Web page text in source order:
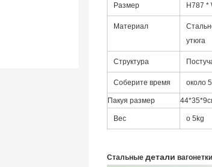
Размер H787 *
Материал
утюга
Структура
Соберите время около
Пакуя размер
Вес о 5kg
Стальные детали